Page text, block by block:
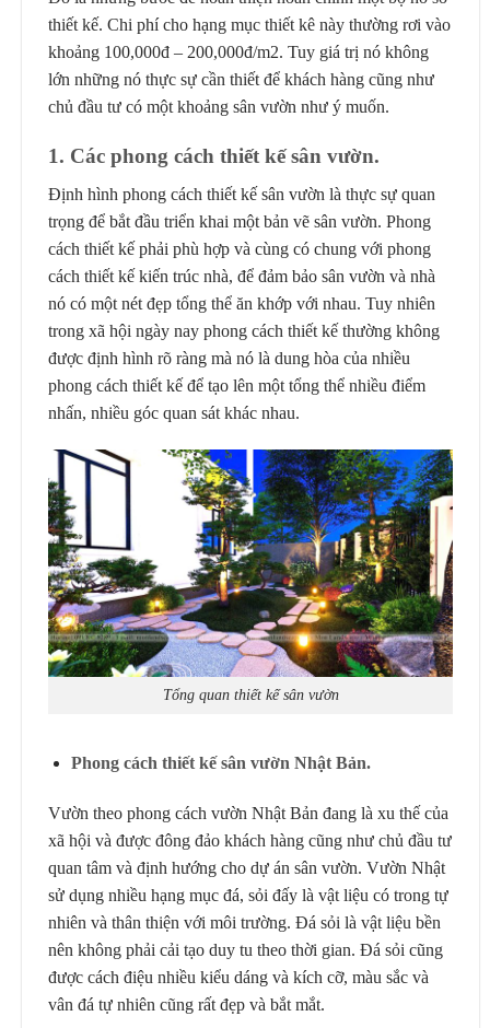
thiết kế. Chi phí cho hạng mục thiết kê này thường rơi vào
khoảng 100,000đ – 200,000đ/m2. Tuy giá trị nó không
lớn những nó thực sự cần thiết để khách hàng cũng như
chủ đầu tư có một khoảng sân vườn như ý muốn.
1. Các phong cách thiết kế sân vườn.
Định hình phong cách thiết kế sân vườn là thực sự quan
trọng để bắt đầu triển khai một bản vẽ sân vườn. Phong
cách thiết kế phải phù hợp và cùng có chung với phong
cách thiết kế kiến trúc nhà, để đảm bảo sân vườn và nhà
nó có một nét đẹp tổng thể ăn khớp với nhau. Tuy nhiên
trong xã hội ngày nay phong cách thiết kế thường không
được định hình rõ ràng mà nó là dung hòa của nhiều
phong cách thiết kế để tạo lên một tổng thể nhiều điểm
nhấn, nhiều góc quan sát khác nhau.
Tổng quan thiết kế sân vườn
Phong cách thiết kế sân vườn Nhật Bản.
Vườn theo phong cách vườn Nhật Bản đang là xu thế của
xã hội và được đông đảo khách hàng cũng như chủ đầu tư
quan tâm và định hướng cho dự án sân vườn. Vườn Nhật
sử dụng nhiều hạng mục đá, sỏi đấy là vật liệu có trong tự
nhiên và thân thiện với môi trường. Đá sỏi là vật liệu bền
nên không phải cải tạo duy tu theo thời gian. Đá sỏi cũng
được cách điệu nhiều kiểu dáng và kích cỡ, màu sắc và
vân đá tự nhiên cũng rất đẹp và bắt mắt.